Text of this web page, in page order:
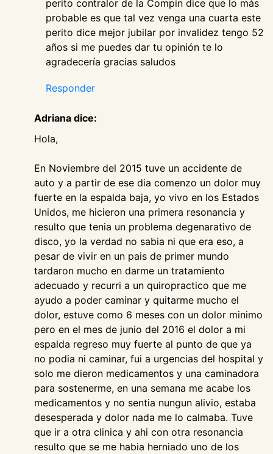
perito contralor de la Compin dice que lo más
probable es que tal vez venga una cuarta este
perito dice mejor jubilar por invalidez tengo 52
años si me puedes dar tu opinión te lo
agradecería gracias saludos
Responder
Adriana dice:
Hola,
En Noviembre del 2015 tuve un accidente de
auto y a partir de ese dia comenzo un dolor muy
fuerte en la espalda baja, yo vivo en los Estados
Unidos, me hicieron una primera resonancia y
resulto que tenia un problema degenarativo de
disco, yo la verdad no sabia ni que era eso, a
pesar de vivir en un pais de primer mundo
tardaron mucho en darme un tratamiento
adecuado y recurri a un quiropractico que me
ayudo a poder caminar y quitarme mucho el
dolor, estuve como 6 meses con un dolor minimo
pero en el mes de junio del 2016 el dolor a mi
espalda regreso muy fuerte al punto de que ya
no podia ni caminar, fui a urgencias del hospital y
solo me dieron medicamentos y una caminadora
para sostenerme, en una semana me acabe los
medicamentos y no sentia nungun alivio, estaba
desesperada y dolor nada me lo calmaba. Tuve
que ir a otra clinica y ahi con otra resonancia
resulto que se me habia herniado uno de los